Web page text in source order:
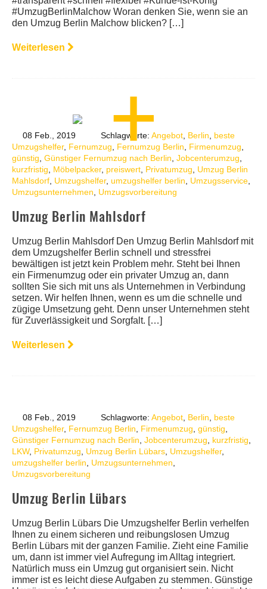
#UmzugBerlinMalchow Woran denken Sie, wenn sie an
den Umzug Berlin Malchow blicken? […]
Weiterlesen
08 Feb., 2019 Schlagworte: Angebot Berlin
beste
Umzugshelfer, Fernumzug Fernumzug Berlin Firmenumzug
günstig Günstiger Fernumzug nach Berlin Jobcenterumzug
kurzfristig
Möbelpacker, preiswert Privatumzug
Umzug Berlin
Mahlsdorf Umzugshelfer, umzugshelfer berlin Umzugsservice
Umzugsunternehmen
Umzugsvorbereitung
Umzug Berlin Mahlsdorf
Umzug Berlin Mahlsdorf Den Umzug Berlin Mahlsdorf mit
dem Umzugshelfer Berlin schnell und stressfrei
bewältigen ist jetzt kein Problem mehr. Steht bei Ihnen
ein Firmenumzug oder ein privater Umzug an, dann
sollten Sie sich mit uns als Unternehmen in Verbindung
setzen. Wir helfen Ihnen, wenn es um die schnelle und
zügige Umsetzung geht. Denn unser Unternehmen steht
für Zuverlässigkeit und Sorgfalt. […]
Weiterlesen
08 Feb., 2019 Schlagworte: Angebot Berlin
beste
Umzugshelfer, Fernumzug Berlin Firmenumzug günstig
Günstiger Fernumzug nach Berlin Jobcenterumzug kurzfristig
LKW, Privatumzug Umzug Berlin Lübars Umzugshelfer,
umzugshelfer berlin
Umzugsunternehmen
Umzugsvorbereitung
Umzug Berlin Lübars
Umzug Berlin Lübars Die Umzugshelfer Berlin verhelfen
Ihnen zu einem sicheren und reibungslosen Umzug
Berlin Lübars mit der ganzen Familie. Zieht eine Familie
um, dann ist immer viel Aufregung im Alltag integriert.
Natürlich muss ein Umzug gut organisiert sein. Nicht
immer ist es leicht diese Aufgaben zu stemmen. Günstige